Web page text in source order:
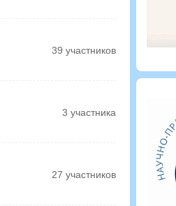
39 участников
3 участника
27 участников